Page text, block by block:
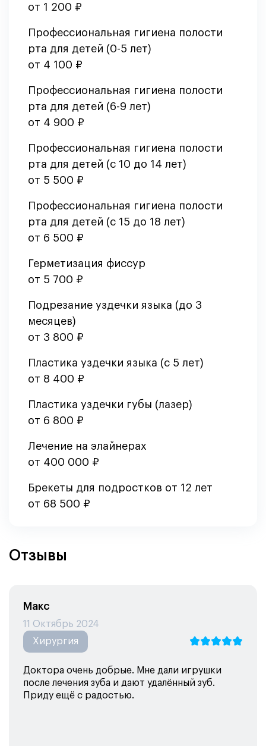
от 1 200 ₽
Профессиональная гигиена полости
рта для детей (0-5 лет)
от 4 100 ₽
Профессиональная гигиена полости
рта для детей (6-9 лет)
от 4 900 ₽
Профессиональная гигиена полости
рта для детей (с 10 до 14 лет)
от 5 500 ₽
Профессиональная гигиена полости
рта для детей (с 15 до 18 лет)
от 6 500 ₽
Герметизация фиссур
от 5 700 ₽
Подрезание уздечки языка (до 3
месяцев)
от 3 800 ₽
Пластика уздечки языка (с 5 лет)
от 8 400 ₽
Пластика уздечки губы (лазер)
от 6 800 ₽
Лечение на элайнерах
от 400 000 ₽
Брекеты для подростков от 12 лет
от 68 500 ₽
Отзывы
Макс
11 Октябрь 2024
Хирургия
Доктора очень добрые. Мне дали игрушки
после лечения зуба и дают удалённый зуб.
Приду ещё с радостью.